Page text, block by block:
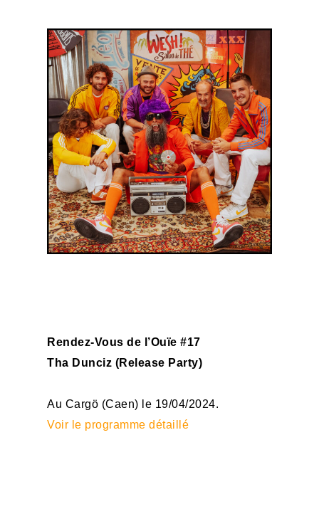
Rendez-Vous de l’Ouïe #17
Tha Dunciz (Release Party)
Au Cargö (Caen) le 19/04/2024.
Voir le programme détaillé